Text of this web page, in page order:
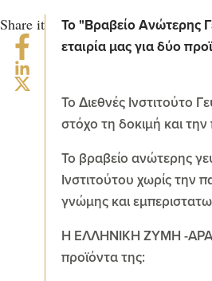
Share it
Το "Βραβείο Ανώτερης
εταιρία μας για δύο
Το Διεθνές Ινστιτούτο
στόχο τη δοκιμή και
Το βραβείο ανώτερης
Ινστιτούτου χωρίς την
γνώμης και
Η ΕΛΛΗΝΙΚΗ ΖΥΜΗ -
προϊόντα της: